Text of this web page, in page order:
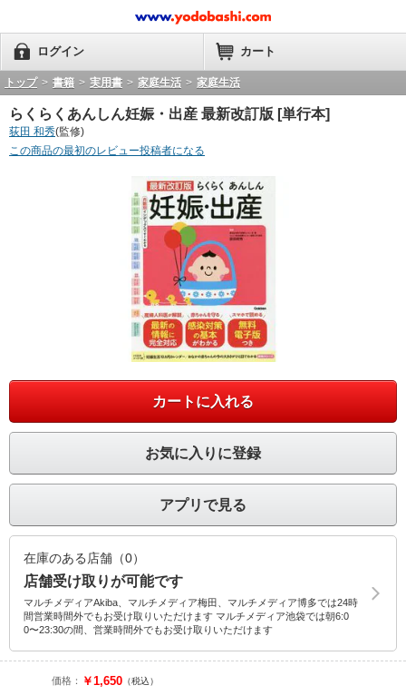
ログイン カート
トップ > 書籍 > 実用書 > 家庭生活 > 家庭生活
らくらくあんしん妊娠・出産 最新改訂版 [単行本]
荻田 和秀(監修)
この商品の最初のレビュー投稿者になる
カートに入れる
お気に入りに登録
アプリで見る
在庫のある店舗（0）
店舗受け取りが可能です
マルチメディアAkiba、マルチメディア梅田、マルチメディア博多では24時
間営業時間外でもお受け取りいただけます マルチメディア池袋では朝6:0
0〜23:30の間、営業時間外でもお受け取りいただけます
価格： ￥1,650 （税込）